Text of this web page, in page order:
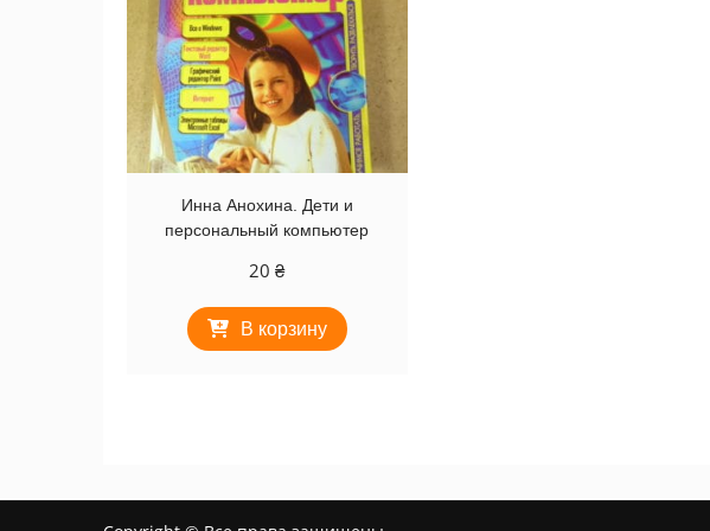
Инна Анохина. Дети и
персональный компьютер
20₴
В корзину